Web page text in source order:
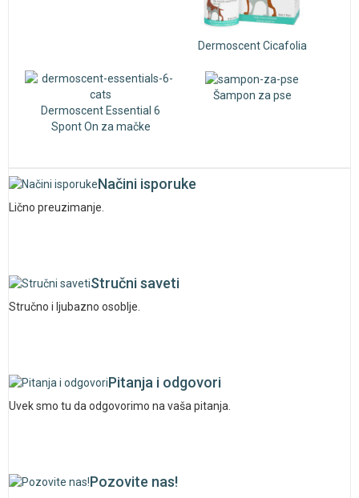
Dermoscent Cicafolia
Dermoscent Essential 6
Spont On za mačke
Šampon za pse
Načini isporuke
Lično preuzimanje.
Stručni saveti
Stručno i ljubazno osoblje.
Pitanja i odgovori
Uvek smo tu da odgovorimo na vaša pitanja.
Pozovite nas!